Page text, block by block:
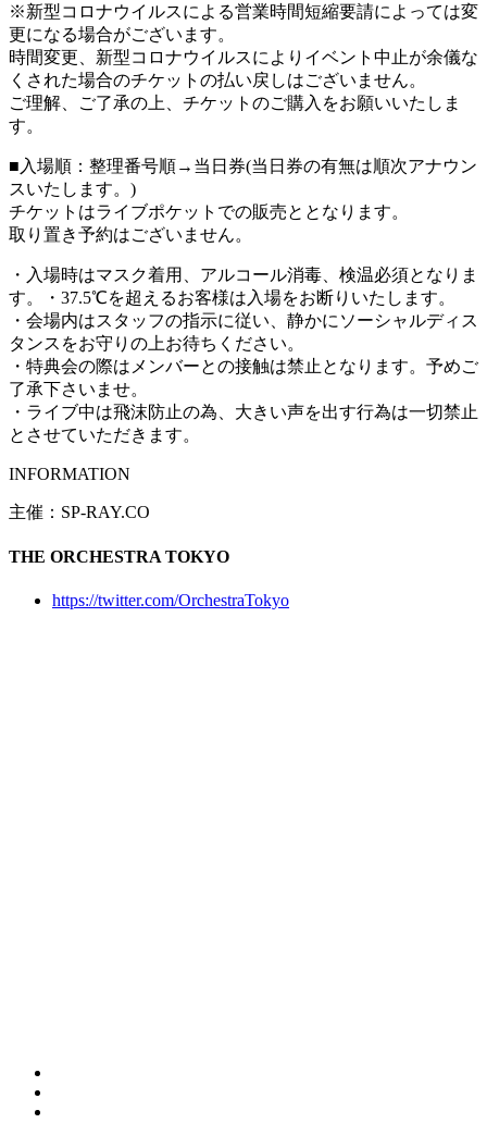
※新型コロナウイルスによる営業時間短縮要請によっては変
更になる場合がございます。
時間変更、新型コロナウイルスによりイベント中止が余儀な
くされた場合のチケットの払い戻しはございません。
ご理解、ご了承の上、チケットのご購入をお願いいたしま
す。
■入場順：整理番号順→当日券(当日券の有無は順次アナウン
スいたします。)
チケットはライブポケットでの販売ととなります。
取り置き予約はございません。
・入場時はマスク着用、アルコール消毒、検温必須となりま
す。・37.5℃を超えるお客様は入場をお断りいたします。
・会場内はスタッフの指示に従い、静かにソーシャルディス
タンスをお守りの上お待ちください。
・特典会の際はメンバーとの接触は禁止となります。予めご
了承下さいませ。
・ライブ中は飛沫防止の為、大きい声を出す行為は一切禁止
とさせていただきます。
INFORMATION
主催：SP-RAY.CO
THE ORCHESTRA TOKYO
https://twitter.com/OrchestraTokyo